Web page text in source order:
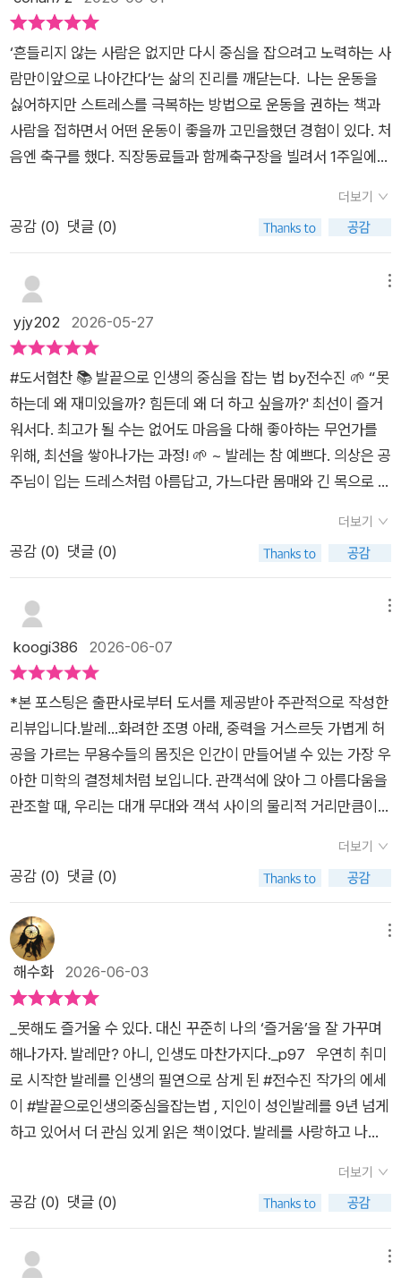
답으로 알아보는 발레의 세계'와 '발레가 처음인 사람들을 위한
발레 용어 + 번외편'이 있어서 알쏭달쏭 궁금했던 용어들을 싹 정
리해주네요. 발레는 단순한 취미나 습관을 넘어 일상에 특별한 의
미와 가치를 부여하는 일상의 리추얼이라는 걸, 저 역시 새롭게
발견하는 시간이었네요.
는 믿음으로 눌러야 해요. 자신을 믿어야 합니다. 내가 나를 못 믿
는데 누가 나를 믿겠어요.”​나는 이 문구를 읽는 순간, ‘아, 이 책은
발레에 대한 이야기이면서도 동시에 우리 인생의 이야기다’라는
생각을 하게 되었다. 바닥을 아는 자만이 성공이라는 어질어질한
높이를 감당할 수 있는 법. 인생의 진리를 한 수 배운 느낌이었다.
그러나 이외에도 이 책에는 마음에 새겨듣고 싶은 가르침이 너무
것을 잘 고치는 것도 재능이라는 것, 그리고 중간에 실수를 하더
라도 마무리를 잘해야 한다는 것 등등. 진짜 주옥같은 가르침의
연속이다.​이 책은 발레에 입문하게 된 사람이 배워가는 순서로 구
성되어 있다. 바닥을 단단히 다지고 난 후 중심을 잡고 제대로 된
로워하던 저자가 점점 더 나만의 중심을 갖추고 나만의 발레를 만
만 진지하게 발레라는 세계에 빠져드는 저자를 보니 정말 배워보
고 싶다는 생각이 들었다. 그리고 역시 저자가 기자 출신이라 그
런지 필력이 대단하다고 또 느꼈다. 아름답고 통찰력있는 문장들
자체가 마치 발레 같았다고 할까? 꼭 춤에 관심이 없더라도 인생
에 대한 어떤 물음이 마음 속에서 솟아나는 분들에게 추천하고 싶
은 책 <발끝으로 인생의 중심을 잡는 법>​​​* 출판사에서 받은 책
을 읽고 주관적으로 리뷰하였습니다.​
회복해 나간다. 넘어지고, 틀리고, 중심을 잃고, 다시 자세를 바로
도 닮았다고 말한다.책을 읽으며 특히 인상 깊었던 것은 발레가
완벽함의 예술이 아니라는 점이었다. 우리는 발레를 떠올리면 우
아함과 아름다움을 먼저 생각하지만, 저자가 보여주는 발레는 땀
과 좌절, 반복과 연습의 세계다. 한 동작을 수없이 반복하고, 원하
는 만큼 몸이 따라주지 않아 속상해하고, 그럼에도 다시 바를 잡
는다. 그 모습은 어쩌면 우리 모두의 삶이 아닐까? 실패를 거듭하
고 다시 일어서는 과정이 눈물겹다.누구나 자신의 자리에서 균형
넘어질 때마다 다시 중심을 찾는 일이 중요하다는 것을 살면서 깨
닫는 요즘이다.저자는 발레를 통해 '최선'이라는 단어를 새롭게
정의한다. 남과 비교하며 더 잘해야 한다는 강박이 아니라 오늘의
내가 어제의 나보다 조금 더 성장하는 것. 완벽함보다 꾸준함을
선택하는 것. 그렇게 쌓인 시간들이 결국 자신만의 중심을 만든다
고 이야기한다. 내게도 도움이 되는 장면이다. 뭔가 새로운 시작
을 앞두고 늘 예민한 모습, 발레의 그것과 닮았다고 생각하며....
이 책은 발레를 좋아하는 사람만을 위한 책이 아니다. 무언가를
오래 좋아해 본 사람, 삶이 흔들리는 시기를 지나고 있는 사람, 자
있다.읽는 내내 발레 이야기를 읽고 있는데 대부분의 장면에서 내
삶을 돌아보게 된다. 나는 무엇으로 중심을 잡고 있는가. 나는 어
떤 순간에도 다시 돌아갈 수 있는 나만의 바를 가지고 있는가라는
...발끝으로 중심을 잡으려 애쓰는 시간들이 결국 인생의 중심을
다. 다만 이 책을 읽고 나면 각자 자신의 삶을 지탱하는 무언가를
세를 바로잡아 보고 싶어진다. 덮으며 나는 이전보다 조금 용기가
생긴다.#발끝으로인생의중심을잡는법 #전수진 #북라이프#에
세이추천 #발레에세이 #성장에세이#자기돌봄 #루틴의힘 #책리
뷰
‘흔들리지 않는 사람은 없지만 다시 중심을 잡으려고 노력하는 사
람만이앞으로 나아간다’는 삶의 진리를 깨닫는다. 나는 운동을
싫어하지만 스트레스를 극복하는 방법으로 운동을 권하는 책과
사람을 접하면서 어떤 운동이 좋을까 고민을했던 경험이 있다. 처
음엔 축구를 했다. 직장동료들과 함께축구장을 빌려서 1주일에
만 3개월 정도 지난 후 승패에 대한 집착이 생기면서 운동을 잘
못하는 내가스트레스를 받고 있었다. 단체로 하는 운동이고 승패
로 주는 경우도 있을 거라는 결론에 도달했다.다른 거 뭘 해볼까?
하고 들어가서 상담을 하는데 내가 망설일 필요는 없었다. 여성전
다른데 알아보면 되는데 그냥 안 하는 걸로 결정하고 지금까지 산
책, 자전거, 아이들과 공놀이 수준의 축구만 하고 있다. 저자의 도
전에 경의를표하며 그 동안 나의 기준은 프로에 집중되어 있었다
는 것도 깨닫는 계기가 되었다. 그냥 좋아서 하는아마추어의 열정
과 만족, 행복을 보게 되었다. 이 또한 엘리트체육(예술?)만 인정
하는 우리 사회의 한면 아닐까? 발레라는 운동을 권하지는 않는
다. 다만 이 책을 읽고 발레를 배워 보기로 결심한 분은 있을 수
세상 모든 이들이 중심을 다시 잡을 수 있도록 희망을주는 이야기
이다. 몸으로 배운 지혜를 글로 우리 눈앞에 펼쳐주었다. 저자의
말에 공감하고 동의하게 된다. 지독한 몸치에 운동 혐오자였던
저자의 발레에 대한 도전과응전을 지속하면서 조금씩 발레도 잘
하게 되고, 세상에 휘둘려 중심을 잃고 바닥을 치고, 바닥 보다 더
깊이 뚫고 내려갔던 저자가 바로 서는데 도움을 받은 발레에 대한
이야기를 진솔하게 전해준다. 진솔함은 동류의식을 자극하여 더
친근감을 느끼게 되고 더 신뢰하게 만드는 놀라운 결과로 나타난
다. 발레에 대해 모른 용어들도 알게 된다. 운동을 싫어하는 나는
며 작아지는자신을 숨기지 않고 안 되는 동작을 억지로 해내려 몸
을 혹사하기보다 '오늘의 내 몸 상태는여기까지구나' 하고 인정하
고 다음날 다시, 다음기회에 다시 도전한다. 완벽주의를 내려놓고
동작이 마음대로 되지 않고 힘들지라도, 안 되는 나를 인정하고
수용하되 꾸준히 최선을 다하는 과정 자체의 즐거움을 이야기하
며 '지속하는 힘'의 위대함을 강조한다.이 힘은 발레 뿐만 아니라
다.’ 이 리뷰는 리앤프리서평단 자격으로 출판사로부터 도서를 무
상으로 제공받아 주관적으로 작성하였습니다.좋은 책 감사합니
다.
더보기
공감 (0) 댓글 (0)
yjy202 2026-05-27
#도서협찬 📚 발끝으로 인생의 중심을 잡는 법 by전수진 🌱 “못
하는데 왜 재미있을까? 힘든데 왜 더 하고 싶을까?' 최선이 즐거
워서다. 최고가 될 수는 없어도 마음을 다해 좋아하는 무언가를
위해, 최선을 쌓아나가는 과정! 🌱 ~ 발레는 참 예쁘다. 의상은 공
주님이 입는 드레스처럼 아름답고, 가느다란 몸매와 긴 목으로 핑
의 로망이 된다. 살다보면 그 로망이 희석되기도 하지만 어른이
되었다고 해서 완전히 사라지는 것은 아니다. '나도 언젠가는.....'
론, 나이들어 방문하면 그 목적은 대개 건강이지만. 이 에세이를
쓴 저자는 기자다. 즉, 발레나 무용처럼 몸 쓰는 일과는 무관한 인
생을 살아왔다는 의미다. 그러나 몸이 아프기 시작하면 낯선 곳에
에 취미로 발레를 시작했다. 하지만 그때는 몰랐다. 발레가 그녀
영혼의 친구가 될 지는. '여러분, 중심이 흔들리면 안 됩니다. 위태
위태한 건 우리네 인생으로 족하잖아요' 발레는 중심잡기가 기본
인 무용이다. 그러나 중심잡기는 비단 발레 뿐만 아니라 우리네
인생에도 중요하다. 중심을 잡고 몸을 세우는 건 무척 어려운 데
무너지는 건 순식간이다. 그 중심을 잡으려면 코어근육도 키우고,
다리 힘도 기르고, 몸의 밸런스도 맞춰야 한다. 쁠리에, 땅뒤, 데
터 어려운 프랑스말들! 배워 보려니 어휘도 어렵고, 몸 동작도 어
렵다. 그렇다고 주눅들지는 말자. 발레도, 인생도 겁 먹는 순간 지
고 들어가게 된다. 뻣뻣한 몸은 뜻대로 움직이지 않고 넘어지는
것은 부지기수다. 다음 날이면 이곳저곳 아픈 곳이 더 많다. 그러
나 모든 것은 아픔과 창피함의 절대량이 채워져야 다음 계단으로
넘어가는 법이다. 그 길에는 지름길이 없다. 이런 발레를 두고 저
자는 말한다. '발레라는 잔인하고도 절대적 아름다움 앞에서는 한
없이 겸손해야 한다' 건강을 위해 시작한 발레를 통해 인생을 배
우고 마음수행까지 하게 될 지 누가 알았겠는가? 발레리나들의
음이 모두 아름다워 졌을 뿐이다. 자. 우리도 이제 아름다워지자.
@booklife_kr🔅< 북라이프 출판사에서 도서를 제공받아 주관
적으로 작성하였습니다 >🔅 #발끝으로인생의중심을잡는법 #전
수진 #북라이프 #에세이 #발레#서평단 #도서협찬 #추천도서 #
더보기
공감 (0) 댓글 (0)
koogi386 2026-06-07
*본 포스팅은 출판사로부터 도서를 제공받아 주관적으로 작성한
리뷰입니다.​발레...화려한 조명 아래, 중력을 거스르듯 가볍게 허
공을 가르는 무용수들의 몸짓은 인간이 만들어낼 수 있는 가장 우
아한 미학의 결정체처럼 보입니다. 관객석에 앉아 그 아름다움을
관조할 때, 우리는 대개 무대와 객석 사이의 물리적 거리만큼이나
디디고 선 바닥으로 아주 가까이 다가간다면 이야기는 전혀 달라
집니다. 우연한 기회에 발레를 대중에게 쉽게 설명해 주는 클래스
마주한 무용수들의 진실은 잔인할 만큼 치열했습니다. 관객의 눈
에는 보이지 않던 뚝뚝 떨어지는 굵은 땀방울, 가슴이 터질 듯 몰
아쉬는 거친 숨소리, 그리고 근육의 떨림까지. 그 우아한 한 번의
며, 저는 춤을 춘다는 행위가 얼마나 경외스러운 체력적 소모와
인내를 요구하는지 비로소 온몸으로 깨달을 수 있었습니다. 우리
가 인생에서 마주하는 수많은 ‘아름다운 순간’ 혹은 ‘성공’이라는
무대 역시 이와 다르지 않을 것입니다. 타인의 삶은 멀리서 보기
에 그저 평온하고 우아해 보이지만, 그 이면에는 매일의 일상을
버텨내기 위해 흘리는 보이지 않는 눈물과 땀이 존재합니다. 여
기, 한 권의 책이 있습니다. 전직 기자 출신의 저자가 어깨 통증을
에 매료되어 써 내려간 고백록, <발끝으로 인생의 중심을 잡는
법>입니다. 책은 흔들리는 삶의 한복판에서 몸을 통해 마음을 구
더보기
공감 (0) 댓글 (0)
해수화 2026-06-03
_못해도 즐거울 수 있다. 대신 꾸준히 나의 ‘즐거움’을 잘 가꾸며
해나가자. 발레만? 아니, 인생도 마찬가지다._p97 우연히 취미
로 시작한 발레를 인생의 필연으로 삼게 된 #전수진 작가의 에세
이 #발끝으로인생의중심을잡는법 , 지인이 성인발레를 9년 넘게
하고 있어서 더 관심 있게 읽은 책이었다. 발레를 사랑하고 나에
소개에 동병상련 같은 기분이 들어서 한참 웃었다. 나도 어깨 통
증 때문에 운동의 필요에 의해 시작하게 된 것이 요가였었기 때문
이다. 이렇게 우연히 시작하게 된 어떤 것이 의미있게 삶속에 자
더보기
공감 (0) 댓글 (0)